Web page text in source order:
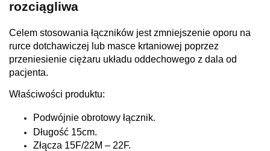
rozciągliwa
Celem stosowania łączników jest zmniejszenie oporu na
rurce dotchawiczej lub masce krtaniowej poprzez
przeniesienie ciężaru układu oddechowego z dala od
pacjenta.
Właściwości produktu:
Podwójnie obrotowy łącznik.
Długość 15cm.
Złącza 15F/22M – 22F.